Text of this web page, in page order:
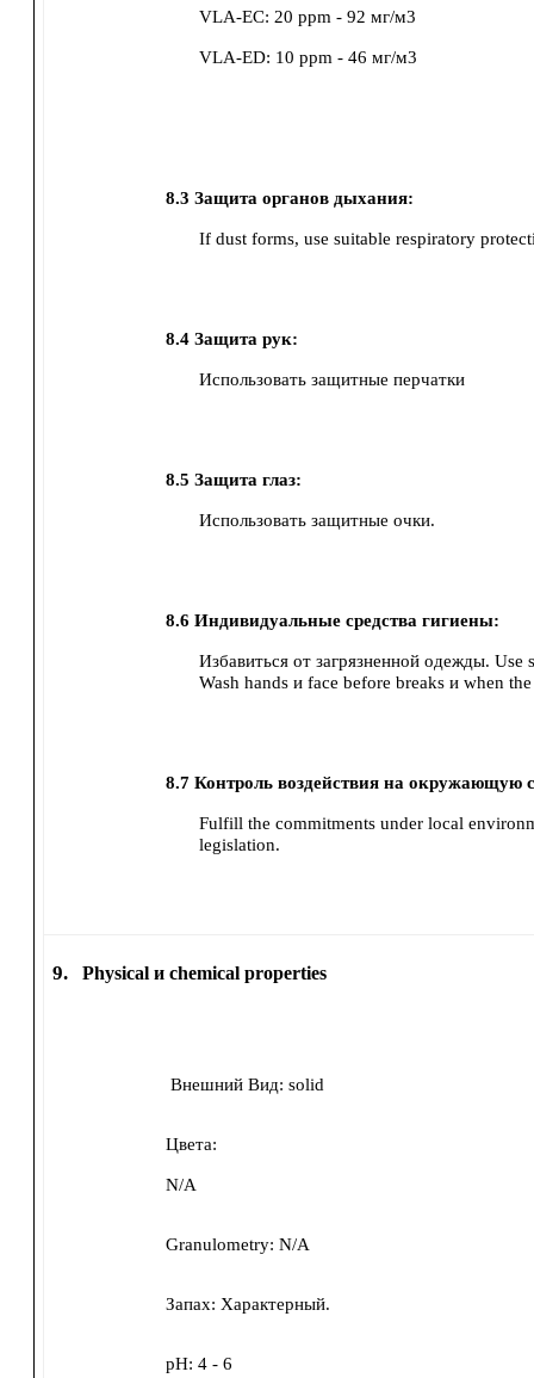
VLA-EC: 20 ppm -92 мг/м3
VLA-ED: 10 ppm -46 мг/м3
8.3 Защита органов дыхания:
If dust forms, use suitable respiratory
8.4 Защита рук:
Использовать защитные перчатки
8.5 Защита глаз:
Использовать защитные очки.
8.6 Индивидуальные средства гигиены:
Избавиться от загрязненной одежды. Use
Wash hands и face before breaks и when
8.7 Контроль воздействия на окружающую
Fulfill the commitments under local
legislation.
9. Physical и chemical properties
Внешний Вид: solid
Цвета:
N/A
Granulometry: N/A
Запах: Характерный.
pH: 4 - 6